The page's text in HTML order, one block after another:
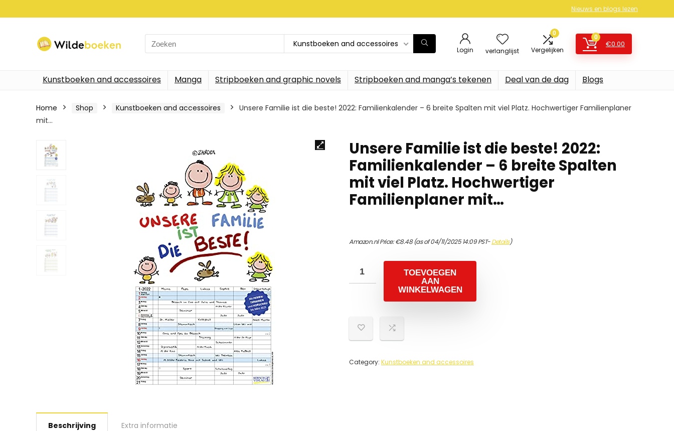
Nieuws en blogs lezen
Search
for:
Kunstboeken and accessoires
Login verlanglijst
0
Vergelijken
0
€0.00
Kunstboeken and accessoires Manga Stripboeken and graphic novels Stripboeken and manga’s tekenen Deal van de dag Blogs
Home Shop Kunstboeken and accessoires
Unsere Familie ist die beste! 2022: Familienkalender – 6 breite Spalten mit viel Platz. Hochwertiger Familienplaner
mit…
Unsere Familie ist die beste! 2022:
Familienkalender – 6 breite Spalten
mit viel Platz. Hochwertiger
Familienplaner mit…
Amazon.nl Price:€8.48(as of 04/11/2025 14:09 PST-Details)
TOEVOEGEN
AAN
WINKELWAGEN
Category: Kunstboeken and accessoires
Beschrijving Extra informatie